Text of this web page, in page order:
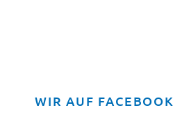
WIR AUF FACEBOOK